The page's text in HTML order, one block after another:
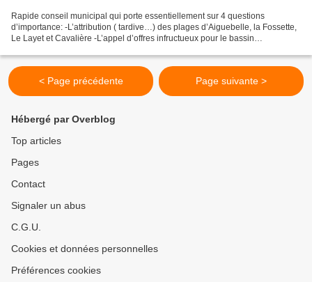
Rapide conseil municipal qui porte essentiellement sur 4 questions
d’importance: -L’attribution ( tardive…) des plages d’Aiguebelle, la Fossette,
Le Layet et Cavalière -L’appel d’offres infructueux pour le bassin
< Page précédente Page suivante >
Hébergé par Overblog
Top articles
Pages
Contact
Signaler un abus
C.G.U.
Cookies et données personnelles
Préférences cookies